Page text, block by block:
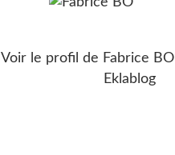
Voir le profil de Fabrice BO
Eklablog